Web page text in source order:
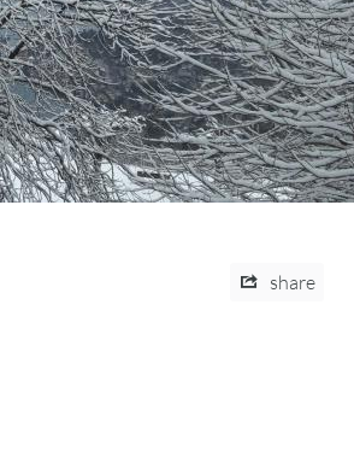
share